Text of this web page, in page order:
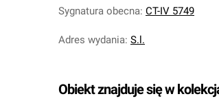
Sygnatura obecna: CT-IV 5749
Adres wydania: S.l.
Obiekt znajduje się w